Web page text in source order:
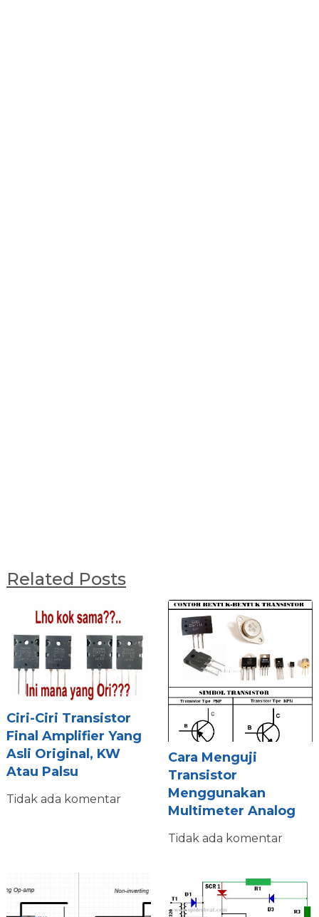
Related Posts
Ciri-Ciri Transistor
Final Amplifier Yang
Asli Original, KW
Atau Palsu
Tidak ada komentar
Cara Menguji
Transistor
Menggunakan
Multimeter Analog
Tidak ada komentar